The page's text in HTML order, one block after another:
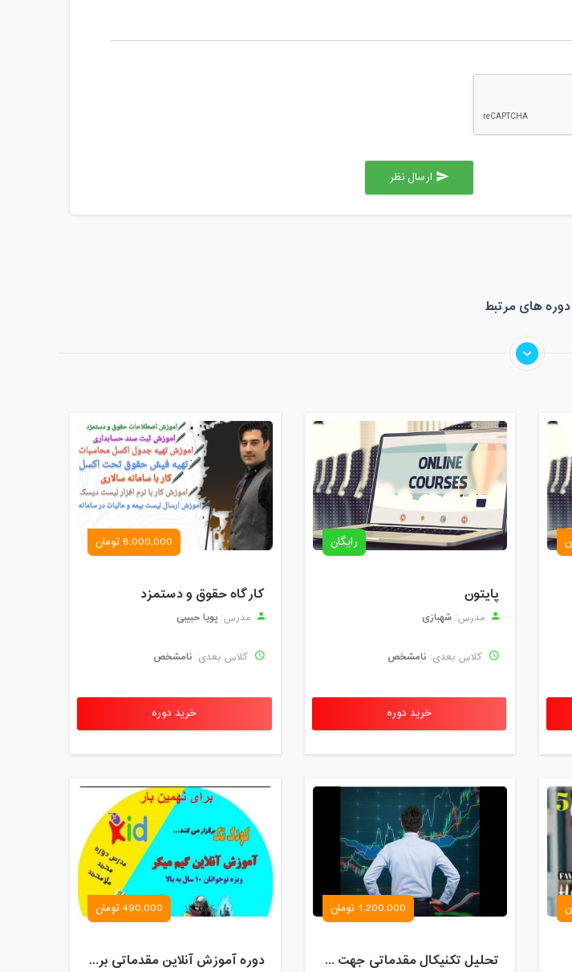
send
دوره های مرتبط
رایگان
پایتون
مدرس: شهبازی
کلاس بعدی: نامشخص
خرید دوره
8,000,000 تومان
کارگاه حقوق و دستمزد
مدرس: پویا حبیبی
کلاس بعدی: نامشخص
خرید دوره
1,200,000 تومان
تحلیل تکنیکال مقدماتی جهت ورود به بازار های مالی (رمز ارز و فارکس )
490,000 تومان
دوره آموزش آنلاین مقدماتی برنامه نویسی گیم میکر کودک و نوجوان (برای نهمین بار) کودک تک